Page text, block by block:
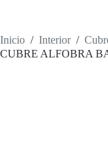
Inicio / Interior /
CUBRE ALFOBRA